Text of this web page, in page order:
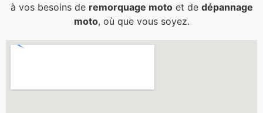
à vos besoins de remorquage motoet de dépannage
moto, où que vous soyez.